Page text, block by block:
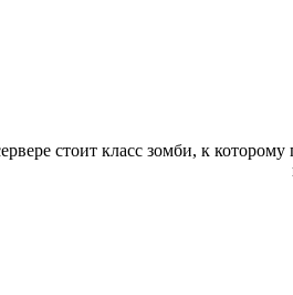
стоит класс зомби, к